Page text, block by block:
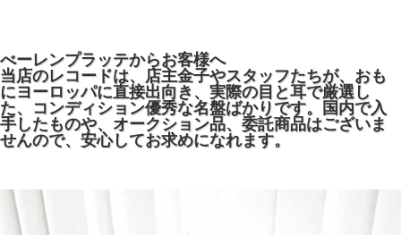
べーレンプラッテからお客様へ
当店のレコードは、店主金子やスタッフたちが、おも
にヨーロッパに直接出向き、実際の目と耳で厳選し
た、コンディション優秀な名盤ばかりです。国内で入
手したものや、オークション品、委託商品はございま
せんので、安心してお求めになれます。